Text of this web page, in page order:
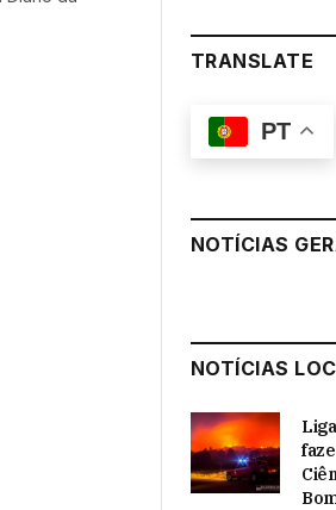
TRANSLATE
PT
NOTÍCIAS
NOTÍCIAS